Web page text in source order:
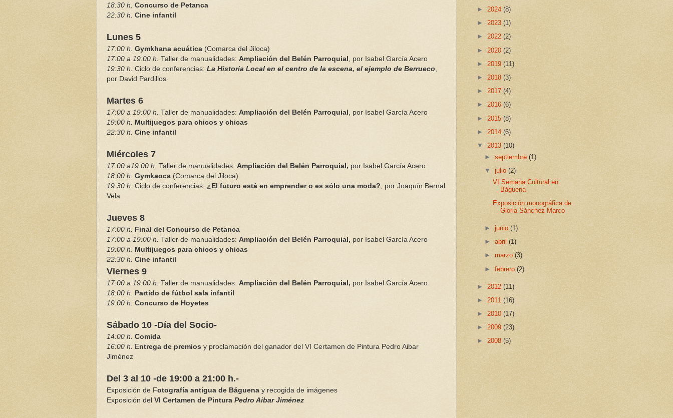
18:30 h. Concurso de Petanca
22:30 h. Cine infantil
Lunes 5
17:00 h. Gymkhana acuática (Comarca del Jiloca)
17:00 a 19:00 h. Taller de manualidades: Ampliación del Belén Parroquial
, por Isabel García Acero
19:30 h. Ciclo de conferencias: La Historia Local en el centro de la escena, el ejemplo de Berrueco
por David Pardillos
Martes 6
17:00 a 19:00 h. Taller de manualidades: Ampliación del Belén Parroquial
, por Isabel García Acero
19:00 h.
Multijuegos para chicos y chicas
22:30 h. Cine infantil
Miércoles 7
17:00 a19:00 h . Taller de manualidades: Ampliación del Belén Parroquial, por Isabel García Acero
18:00 h. Gymkaoca (Comarca del Jiloca)
19:30 h. Ciclo de conferencias: ¿El futuro está en emprender o es sólo una moda? , por Joaquín Bernal
Vela
Jueves 8
17:00 h.
Final del Concurso de Petanca
17:00 a 19:00 h. Taller de manualidades: Ampliación del Belén Parroquial, por Isabel García Acero
19:00 h
Multijuegos para chicos y chicas
22:30 h. Cine infantil
Viernes 9
17:00 a 19:00 h. Taller de manualidades: Ampliación del Belén Parroquial, por Isabel García Acero
18:00 h.
Partido de fútbol sala infantil
19:00 h. Concurso de Hoyetes
Sábado 10 -Día del Socio-
14:00 h. Comida
16:00 h.
Entrega de premios y proclamación del ganador del VI Certamen de Pintura Pedro Aibar
Jiménez
Del 3 al 10 -de 19:00 a 21:00 h.-
Exposición de Fotografía antigua de Báguena y recogida de imágenes
Exposición del VI Certamen de Pintura Pedro Aibar Jiménez
► 2024 (8)
► 2023 (1)
► 2022 (2)
► 2020 (2)
► 2019 (11)
► 2018 (3)
► 2017 (4)
► 2016 (6)
► 2015 (8)
► 2014 (6)
▼ 2013 (10)
►septiembre(1)
▼julio(2)
VI Semana Cultural en
Báguena
Exposición monográfica de
Gloria Sánchez Marco
► junio(1)
►abril(1)
►marzo(3)
►febrero(2)
► 2012 (11)
► 2011 (16)
► 2010 (17)
► 2009 (23)
► 2008 (5)